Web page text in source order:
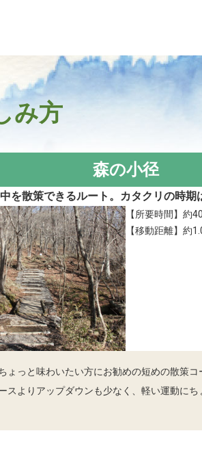
み方
森の小径
を散策できるルート。カタクリの時期
【所要時間】約
【移動距離】約
ょっと味わいたい方にお勧めの短めの散策コ
スよりアップダウンも少なく、軽い運動に